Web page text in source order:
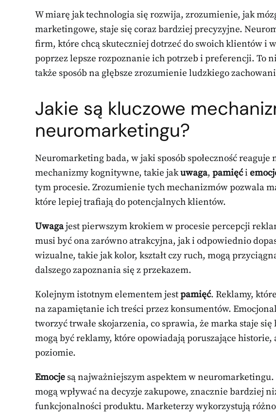
W miarę jak technologia się rozwija, zrozumienie, jak
marketingowe, staje się coraz bardziej precyzyjne.
firm, które chcą skuteczniej dotrzeć do swoich klientów i
poprzez lepsze rozpoznanie ich potrzeb i preferencji. To
także sposób na głębsze zrozumienie ludzkiego
Jakie są kluczowe
neuromarketingu?
Neuromarketing bada, w jaki sposób społeczność
mechanizmy kognitywne, takie jakuwaga, pamięći
tym procesie. Zrozumienie tych mechanizmów pozwala
które lepiej trafiają do potencjalnych klientów.
Uwagajest pierwszym krokiem w procesie percepcji
musi być ona zarówno atrakcyjna, jak i odpowiednio
wizualne, takie jak kolor, kształt czy ruch, mogą
dalszego zapoznania się z przekazem.
Kolejnym istotnym elementem jestpamięć. Reklamy,
na zapamiętanie ich treści przez konsumentów.
tworzyć trwałe skojarzenia, co sprawia, że marka staje
mogą być reklamy, które opowiadają poruszające historie,
poziomie.
Emocje są najważniejszym aspektem w
mogą wpływać na decyzje zakupowe, znacznie bardziej
funkcjonalności produktu. Marketerzy wykorzystują